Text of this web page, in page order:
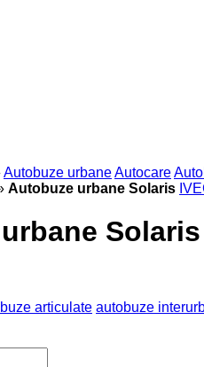
Autobuze urbaneAutocare
Autobuze urbane Solaris
Solaris
articulate autobuze